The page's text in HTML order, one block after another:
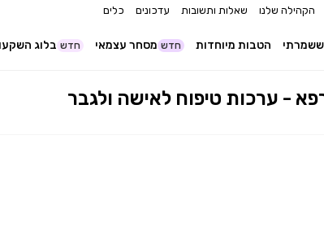
הקהילה שלנו שאלות ותשובות עדכונים כלים
בלוג חדש מסחר עצמאי חדש הטבות מיוחדות
- ערכות טיפוח לאישה ולגבר